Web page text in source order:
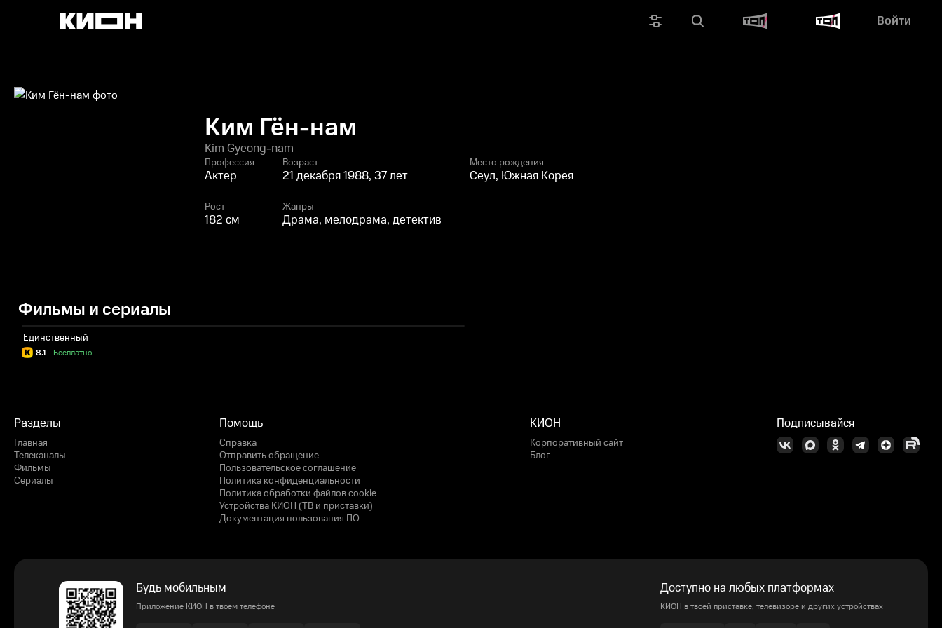
Войти
Ким Гён-нам
Kim Gyeong-nam
Профессия
Актер
Возраст
21 декабря 1988, 37 лет
Место рождения
Сеул, Южная Корея
Рост
182 см
Жанры
Драма, мелодрама, детектив
Фильмы и сериалы
Единственный
8.1 Бесплатно
·
Разделы
Главная
Телеканалы
Фильмы
Сериалы
Помощь
Справка
Отправить обращение
Пользовательское соглашение
Политика конфиденциальности
Политика обработки файлов cookie
Устройства КИОН (ТВ и приставки)
Документация пользования ПО
КИОН
Корпоративный сайт
Блог
Подписывайся
Будь мобильным
Приложение КИОН в твоем телефоне
Доступно на любых платформах
КИОН в твоей приставке, телевизоре и других устройствах